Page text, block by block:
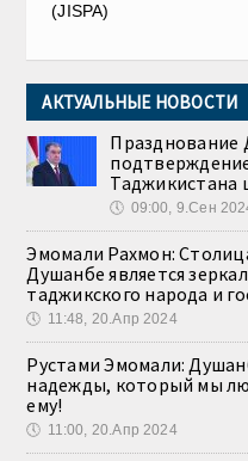
(JISPA)
АКТУАЛЬНЫЕ НОВОСТИ
Празднование
Таджикистана
🕔 09:00, 9.Сен
Эмомали Рахмон:
Душанбе является
таджикского народа и
🕔 11:48, 20.Апр 2024
Рустами Эмомали:
надежды, который мы
ему!
🕔 11:00, 20.Апр 2024